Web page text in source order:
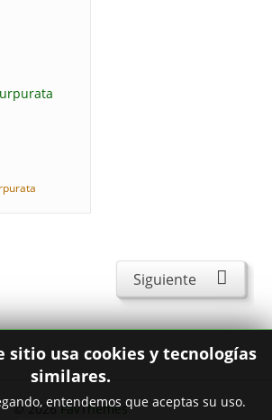
Siguiente
© 2026FavThemes
sitio usa cookies y tecnologías
similares.
entendemos que aceptas su uso.